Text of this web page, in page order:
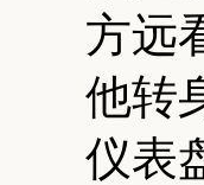
方远
他转
仪表